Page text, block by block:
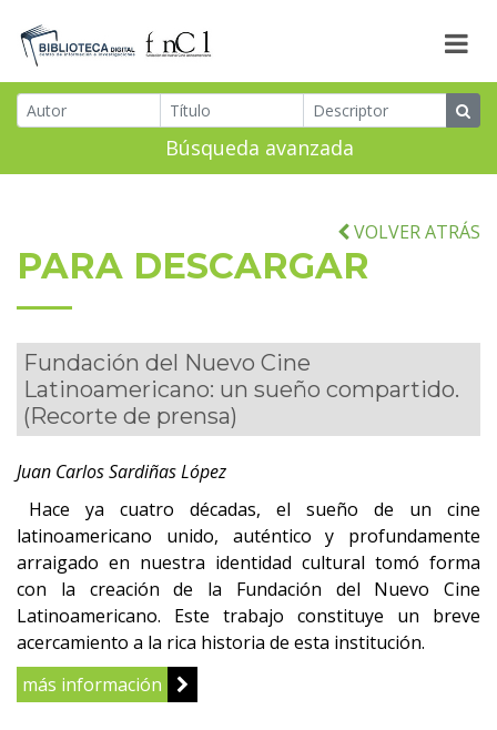
Búsqueda avanzada
VOLVER ATRÁS
PARA DESCARGAR
Fundación del Nuevo Cine
Latinoamericano: un sueño compartido.
(Recorte de prensa)
Juan Carlos Sardiñas López
Hace ya cuatro décadas, el sueño de un cine
latinoamericano unido, auténtico y profundamente
arraigado en nuestra identidad cultural tomó forma
con la creación de la Fundación del Nuevo Cine
Latinoamericano. Este trabajo constituye un breve
acercamiento a la rica historia de esta institución.
más información